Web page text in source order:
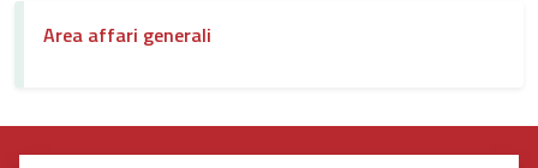
Area affari generali